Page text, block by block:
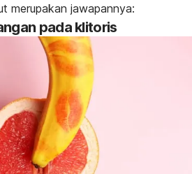
merupakan jawapannya:
pada klitoris